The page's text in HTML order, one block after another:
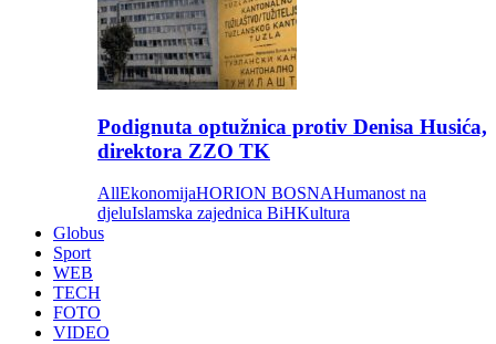
Podignuta optužnica protiv Denisa Husića,
direktora ZZO TK
AllEkonomijaHORION BOSNAHumanost na
djeluIslamska zajednica BiHKultura
Globus
Sport
WEB
TECH
FOTO
VIDEO